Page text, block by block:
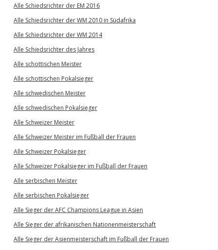
Alle Schiedsrichter der EM 2016
Alle Schiedsrichter der WM 2010 in Südafrika
Alle Schiedsrichter der WM 2014
Alle Schiedsrichter des Jahres
Alle schottischen Meister
Alle schottischen Pokalsieger
Alle schwedischen Meister
Alle schwedischen Pokalsieger
Alle Schweizer Meister
Alle Schweizer Meister im Fußball der Frauen
Alle Schweizer Pokalsieger
Alle Schweizer Pokalsieger im Fußball der Frauen
Alle serbischen Meister
Alle serbischen Pokalsieger
Alle Sieger der AFC Champions League in Asien
Alle Sieger der afrikanischen Nationenmeisterschaft
Alle Sieger der Asienmeisterschaft im Fußball der Frauen